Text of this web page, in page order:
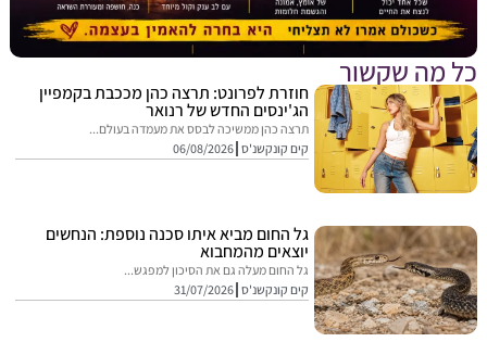
שקשור
חוזרת לפרונט: תרצה כהן מככבת בקמפיין
הג'ינסים החדש של רנואר
תרצה כהן ממשיכה לבסס את מעמדה בעולם...
קים קונקשנ'ס 06/08/2026
גל החום מביא איתו סכנה נוספת: הנחשים
יוצאים מהמחבוא
גל החום מעלה גם את הסיכון למפגש...
קים קונקשנ'ס 31/07/2026